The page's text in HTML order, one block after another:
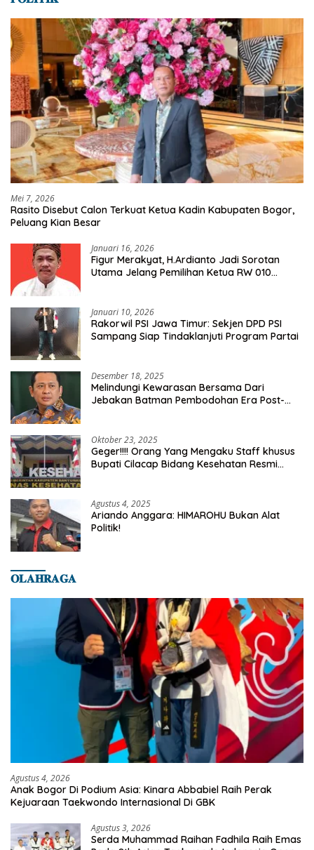
Mei 7, 2026
Rasito Disebut Calon Terkuat Ketua Kadin Kabupaten Bogor,
Peluang Kian Besar
Januari 16, 2026
Figur Merakyat, H.Ardianto Jadi Sorotan
Utama Jelang Pemilihan Ketua RW 010
Januari 10, 2026
Rakorwil PSI Jawa Timur: Sekjen DPD PSI
Sampang Siap Tindaklanjuti Program Partai
Desember 18, 2025
Melindungi Kewarasan Bersama Dari
Jebakan Batman Pembodohan Era Post-
Oktober 23, 2025
Geger!!!! Orang Yang Mengaku Staff khusus
Bupati Cilacap Bidang Kesehatan Resmi
Agustus 4, 2025
Ariando Anggara: HIMAROHU Bukan Alat
Politik!
𝐎𝐋𝐀𝐇𝐑𝐀𝐆𝐀
Agustus 4, 2026
Anak Bogor Di Podium Asia: Kinara Abbabiel Raih Perak
Kejuaraan Taekwondo Internasional Di GBK
Agustus 3, 2026
Serda Muhammad Raihan Fadhila Raih Emas